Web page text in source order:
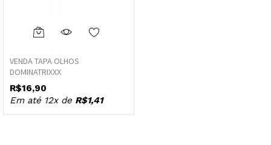
This
has
The
options
VENDA TAPA OLHOS
DOMINATRIXXX
R$16,90
Em até 12x de R$1,41